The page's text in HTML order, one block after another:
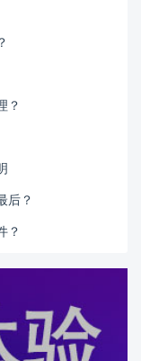
？
后？
？